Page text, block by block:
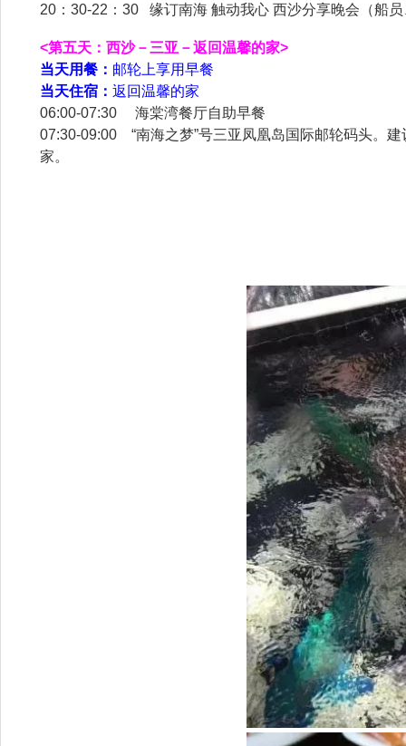
20：30-22：30 缘订南海 触动我心 西沙分享晚会（船
<第五天：西沙－三亚－返回温馨的家>
当天用餐： 邮轮上享用早餐
当天住宿： 返回温馨的家
06:00-07:30 海棠湾餐厅自助早餐
07:30-09:00 “南海之梦”号三亚凤凰岛国际邮轮码头。
家。